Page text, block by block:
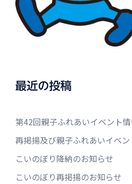
最近の投稿
第42回親子ふれあいイベント
再掲揚及び親子ふれあいイベ
こいのぼり降納のお知らせ
こいのぼり再掲揚のお知らせ